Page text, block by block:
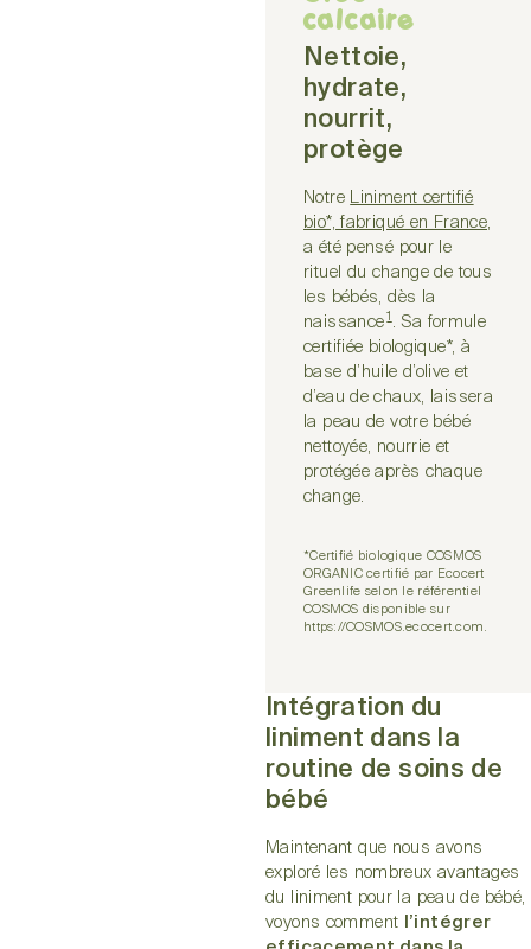
calcaire
Nettoie,
hydrate,
nourrit,
protège
Notre
Liniment certifié
bio*, fabriqué en France
a été pensé pour le
rituel du change de tous
les bébés, dès la
naissance1 . Sa formule
certifiée biologique*, à
base d’huile d’olive et
d’eau de chaux, laissera
la peau de votre bébé
nettoyée, nourrie et
protégée après chaque
change.
*Certifié biologique COSMOS
ORGANIC certifié par Ecocert
Greenlife selon le référentiel
COSMOS disponible sur
https://COSMOS.ecocert.com.
Intégration du
liniment dans la
routine de soins de
bébé
Maintenant que nous avons
exploré les nombreux avantages
du liniment pour la peau de bébé,
voyons comment
l’intégrer